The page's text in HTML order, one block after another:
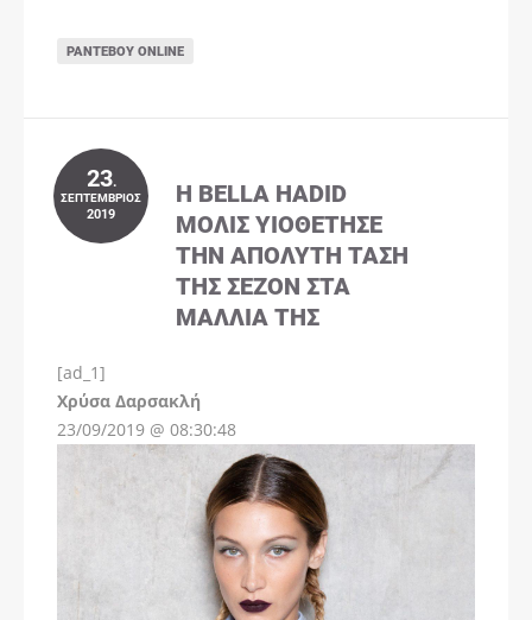
ΡΑΝΤΕΒΟΎ ONLINE
23.
ΣΕΠΤΈΜΒΡΙΟΣ
2019
Η BELLA HADID
ΜΌΛΙΣ ΥΙΟΘΈΤΗΣΕ
ΤΗΝ ΑΠΌΛΥΤΗ ΤΆΣΗ
ΤΗΣ ΣΕΖΌΝ ΣΤΑ
ΜΑΛΛΙΆ ΤΗΣ
[ad_1]
Χρύσα Δαρσακλή
23/09/2019 @ 08:30:48